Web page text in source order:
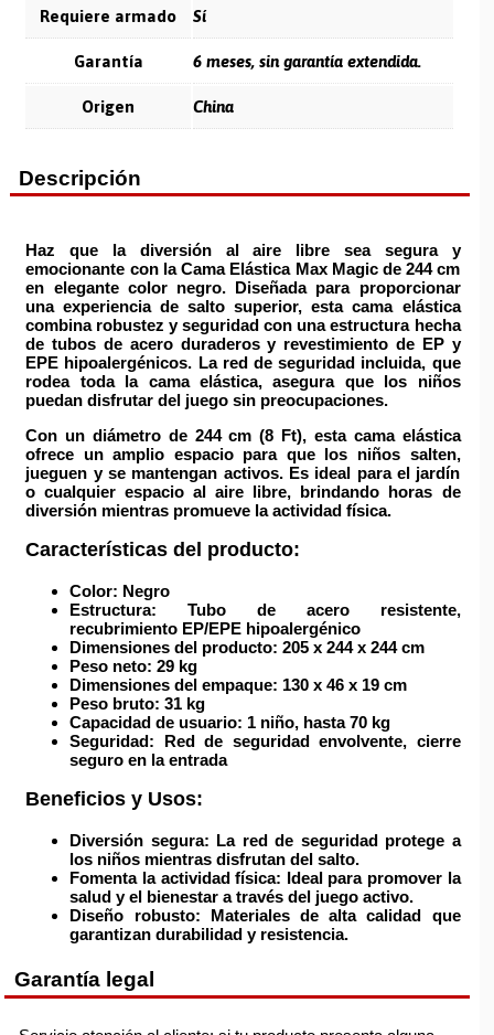
Requiere armado Sí
Garantía 6 meses, sin garantía extendida.
Origen China
Descripción
Haz que la diversión al aire libre sea segura y
emocionante con la Cama Elástica Max Magic de 244 cm
en elegante color negro.Diseñada para proporcionar
una experiencia de salto superior, esta cama elástica
combina robustez y seguridad con una estructura hecha
de tubos de acero duraderos y revestimiento de EP y
EPE hipoalergénicos. La red de seguridad incluida, que
rodea toda la cama elástica, asegura que los niños
puedan disfrutar del juego sin preocupaciones.
Con un diámetro de 244 cm (8 Ft), esta cama elástica
ofrece un amplio espacio para que los niños salten,
jueguen y se mantengan activos. Es ideal para el jardín
o cualquier espacio al aire libre, brindando horas de
diversión mientras promueve la actividad física.
Características del producto:
Color: Negro
Estructura: Tubo de acero resistente,
recubrimiento EP/EPE hipoalergénico
Dimensiones del producto: 205 x 244 x 244 cm
Peso neto: 29 kg
Dimensiones del empaque: 130 x 46 x 19 cm
Peso bruto: 31 kg
Capacidad de usuario: 1 niño, hasta 70 kg
Seguridad: Red de seguridad envolvente, cierre
seguro en la entrada
Beneficios y Usos:
Diversión segura: La red de seguridad protege a
los niños mientras disfrutan del salto.
Fomenta la actividad física: Ideal para promover la
salud y el bienestar a través del juego activo.
Diseño robusto: Materiales de alta calidad que
garantizan durabilidad y resistencia.
Garantía legal